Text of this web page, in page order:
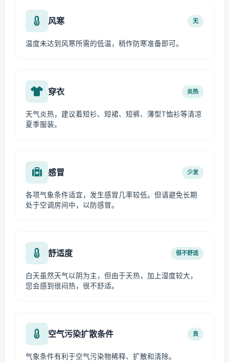
风寒 无
温度未达到风寒所需的低温，稍作防寒准备即可。
穿衣 炎热
天气炎热，建议着短衫、短裙、短裤、薄型T恤衫等清凉
夏季服装。
感冒 少发
各项气象条件适宜，发生感冒几率较低。但请避免长期
处于空调房间中，以防感冒。
舒适度 很不舒适
白天虽然天气以阴为主，但由于天热，加上湿度较大，
您会感到很闷热，很不舒适。
空气污染扩散条件 良
气象条件有利于空气污染物稀释、扩散和清除。